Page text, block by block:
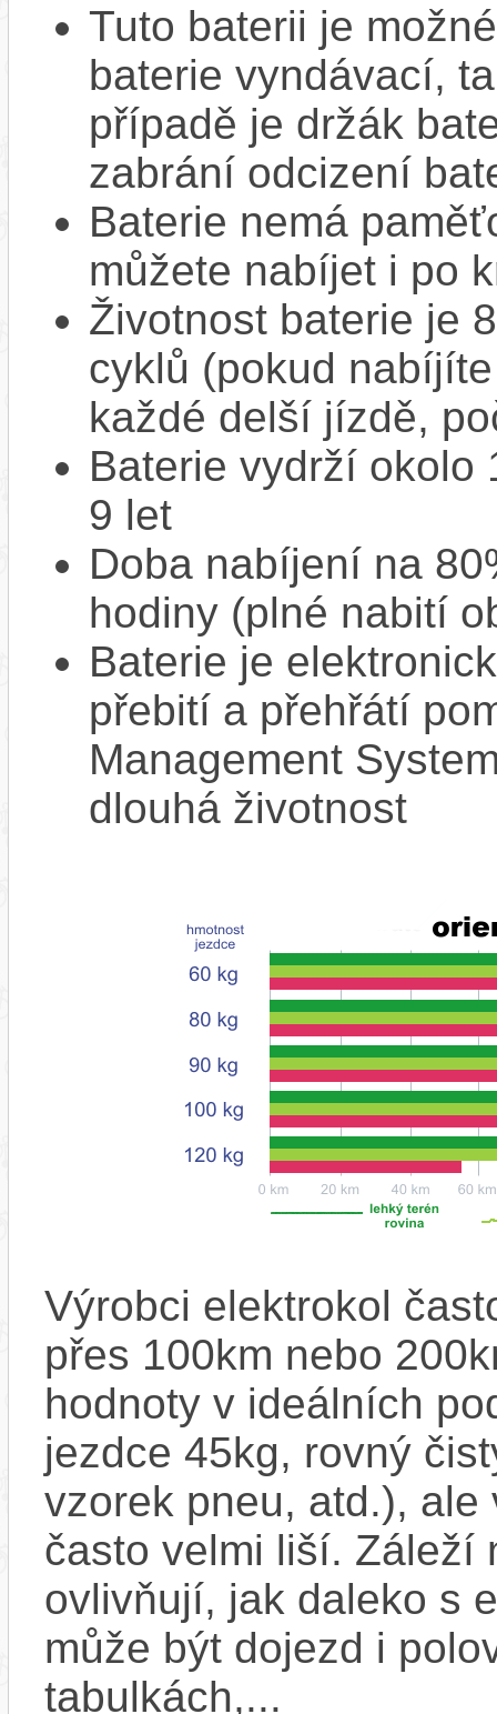
Tuto baterii je
baterie vyndávací,
případě je držák
zabrání odcizení
Baterie nemá
můžete nabíjet i po
Životnost baterie je
cyklů (pokud
každé delší jízdě,
Baterie vydrží okolo
9 let
Doba nabíjení na
hodiny (plné nabití
Baterie je
přebití a přehřátí
Management
dlouhá životnost
Výrobci elektrokol
přes 100km nebo
hodnoty v ideálních
jezdce 45kg, rovný
vzorek pneu, atd.),
často velmi liší. Záleží
ovlivňují, jak daleko s
může být dojezd i
tabulkách,...